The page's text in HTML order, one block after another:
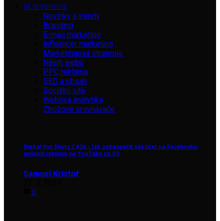
Jak na marketing
Novinky a trendy
Branding
E-mail marketing
Influencer marketing
Marketingová strategie
Návrh webu
PPC reklama
SEO a obsah
Sociální sítě
Webová analytika
Zbožové srovnávače
Digital Hot Shots 2 #26 – Jak zabezpečit váš účet na Facebooku,
nejlepší reklamy na YouTube za Q2
Samuel Kristof
0